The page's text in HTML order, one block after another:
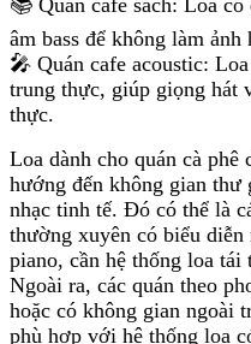
âm bass để không làm
🎤 Quán cafe acoustic:
trung thực, giúp giọng hát
thực.
Loa dành cho quán cà
hướng đến không gian thư
nhạc tinh tế. Đó có thể là
thường xuyên có biểu
piano, cần hệ thống loa tái
Ngoài ra, các quán theo
hoặc có không gian ngoài
phù hợp với hệ thống loa